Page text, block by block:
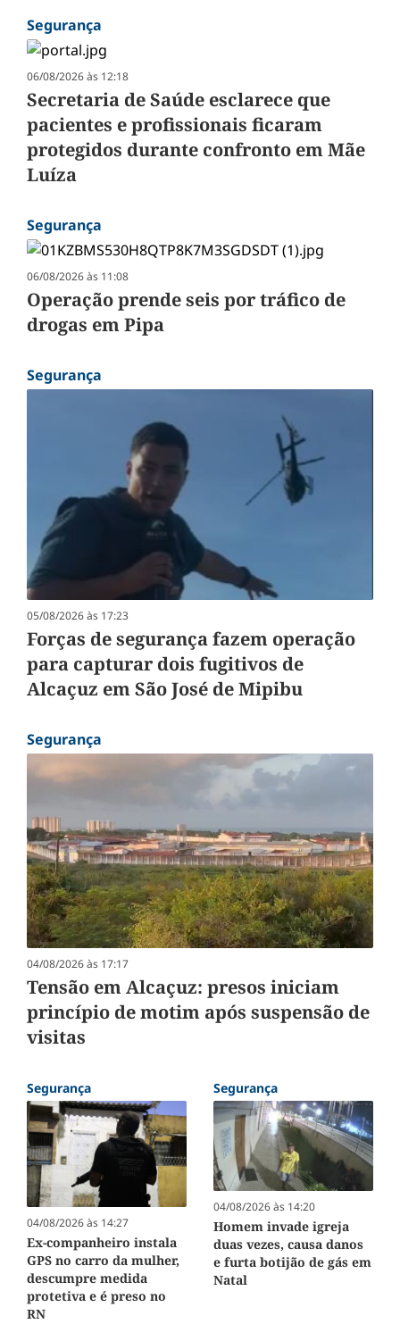
Segurança
06/08/2026 às 12:18
Secretaria de Saúde esclarece que
pacientes e profissionais ficaram
protegidos durante confronto em Mãe
Luíza
Segurança
06/08/2026 às 11:08
Operação prende seis por tráfico de
drogas em Pipa
Segurança
05/08/2026 às 17:23
Forças de segurança fazem operação
para capturar dois fugitivos de
Alcaçuz em São José de Mipibu
Segurança
04/08/2026 às 17:17
Tensão em Alcaçuz: presos iniciam
princípio de motim após suspensão de
visitas
Segurança
04/08/2026 às 14:27
Ex-companheiro instala
GPS no carro da mulher,
descumpre medida
protetiva e é preso no
RN
Segurança
04/08/2026 às 14:20
Homem invade igreja
duas vezes, causa danos
e furta botijão de gás em
Natal